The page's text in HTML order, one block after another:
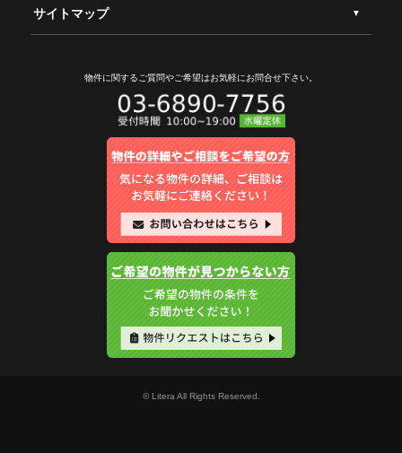
サイトマップ
物件に関するご質問やご希望はお気軽にお問合せ下さい。
© Litera All Rights Reserved.